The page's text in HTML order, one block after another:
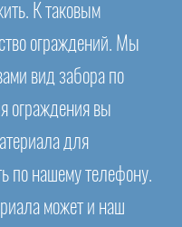
К таковым
ограждений. Мы
вид забора по
ограждения вы
для
по нашему телефону.
может и наш